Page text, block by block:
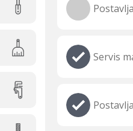
Servis